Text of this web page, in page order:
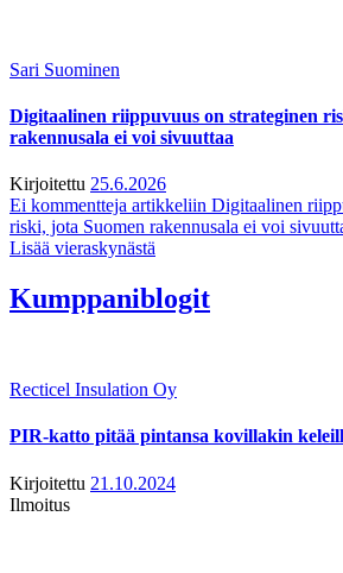
Sari Suominen
Digitaalinen riippuvuus on strateginen
rakennusala ei voi sivuuttaa
Kirjoitettu 25.6.2026
Ei kommentteja artikkeliin Digitaalinen
riski, jota Suomen rakennusala ei voi
Lisää vieraskynästä
Kumppaniblogit
Recticel Insulation Oy
PIR-katto pitää pintansa kovillakin
Kirjoitettu 21.10.2024
Ilmoitus